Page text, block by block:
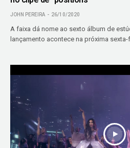
JOHN PEREIRA 26/10/2020
A faixa dá nome ao sexto álbum de
lançamento acontece na próxima sexta-